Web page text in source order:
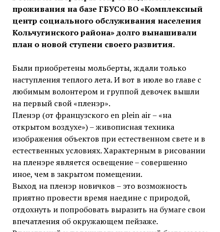
проживания на базе ГБУСО ВО «Комплексный
центр социального обслуживания населения
Кольчугинского района» долго вынашивали
план о новой ступени своего развития.
Были приобретены мольберты, ждали только
наступления теплого лета. И вот в июле во главе с
любимым волонтером и группой девочек вышли
на первый свой «пленэр».
Пленэр (от французского en plein air – «на
открытом воздухе») – живописная техника
изображения объектов при естественном свете и в
естественных условиях. Характерным в рисовании
на пленэре является освещение – совершенно
иное, чем в закрытом помещении.
Выход на пленэр новичков – это возможность
приятно провести время наедине с природой,
отдохнуть и попробовать выразить на бумаге свои
впечатления об окружающем пейзаже.